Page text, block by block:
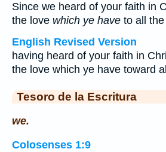
Since we heard of your faith in
the love which ye have to all
English Revised Version
having heard of your faith in
the love which ye have toward
Tesoro de la Escritura
we.
Colosenses 1:9